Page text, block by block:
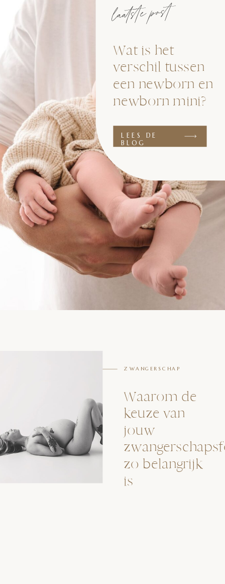
LEES DE
BLOG
Wat is het
verschil tussen
een newborn en
newborn mini?
laatste post
Waarom de
keuze van
jouw
zo belangrijk
is
ZWANGERSCHAP